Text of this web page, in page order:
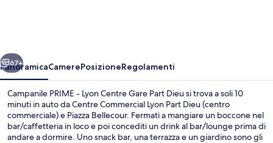
Gare
Part
Dieu
Avanti
67+
PanoramicaCamerePosizioneRegolamenti
Campanile PRIME - Lyon Centre Gare Part Dieu si trova a soli 10
minuti in auto da Centre Commercial Lyon Part Dieu (centro
commerciale) e Piazza Bellecour. Fermati a mangiare un boccone nel
bar/caffetteria in loco e poi concediti un drink al bar/lounge prima di
andare a dormire. Uno snack bar, una terrazza e un giardino sono gli